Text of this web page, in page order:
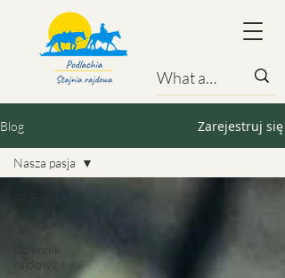
Blog Zarejestruj się
All Posts
Dziennik
rajdowy
Nasza pasja